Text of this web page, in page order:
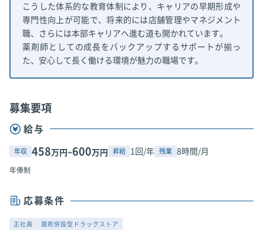
こうした体系的な教育体制により、キャリアの早期形成や
専門性向上が可能で、将来的には店舗管理やマネジメント
職、さらには本部キャリアへ進む道も開かれています。
薬剤師としての成長をバックアップするサポートが揃っ
た、安心して長く働ける環境が魅力の職場です。
募集要項
給与
年収 458万円~600万円 昇給 1回/年 残業 8時間/月
年俸制
応募条件
正社員 調剤併設型ドラッグストア